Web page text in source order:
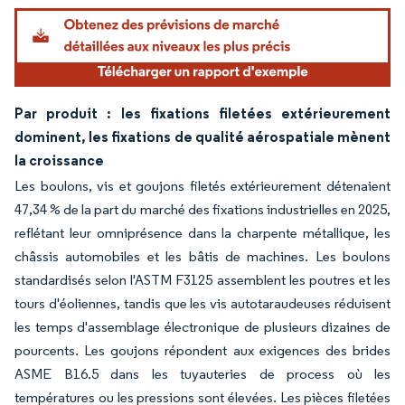
Image © Mordor Intelligence. La réutilisation nécessite une attribution sous CC BY
Par produit : les fixations filetées extérieurement
dominent, les fixations de qualité aérospatiale mènent
la croissance
Les boulons, vis et goujons filetés extérieurement détenaient
47,34 % de la part du marché des fixations industrielles en 2025,
reflétant leur omniprésence dans la charpente métallique, les
châssis automobiles et les bâtis de machines. Les boulons
standardisés selon l'ASTM F3125 assemblent les poutres et les
tours d'éoliennes, tandis que les vis autotaraudeuses réduisent
les temps d'assemblage électronique de plusieurs dizaines de
pourcents. Les goujons répondent aux exigences des brides
ASME B16.5 dans les tuyauteries de process où les
températures ou les pressions sont élevées. Les pièces filetées